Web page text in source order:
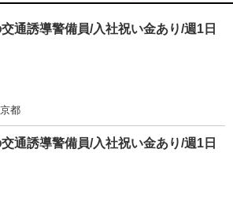
通誘導警備員/入社祝い金あり/週1日
都
通誘導警備員/入社祝い金あり/週1日